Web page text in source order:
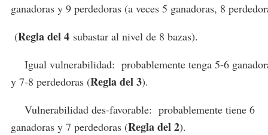
ganadoras y 9 perdedoras (a veces 5 ganadoras, 8
(Regla del 4 subastar al nivel de 8 bazas).
Igual vulnerabilidad: probablemente tenga 5-6
y 7-8 perdedoras (Regla del 3).
Vulnerabilidad des-favorable: probablemente tiene 6
ganadoras y 7 perdedoras (Regla del 2).